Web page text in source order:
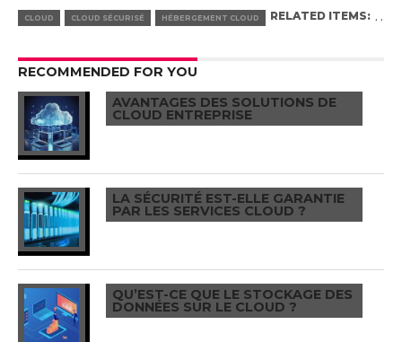
RELATED ITEMS:
CLOUD ,
CLOUD SÉCURISÉ ,
HÉBERGEMENT CLOUD
RECOMMENDED FOR YOU
AVANTAGES DES SOLUTIONS DE
CLOUD ENTREPRISE
LA SÉCURITÉ EST-ELLE GARANTIE
PAR LES SERVICES CLOUD ?
QU’EST-CE QUE LE STOCKAGE DES
DONNÉES SUR LE CLOUD ?